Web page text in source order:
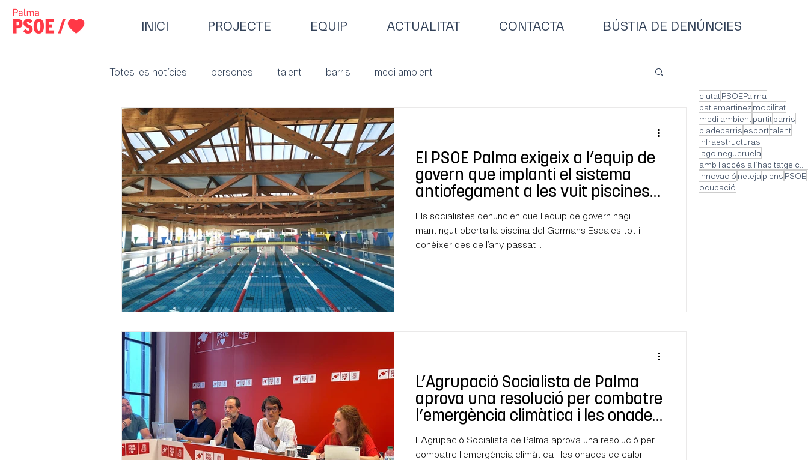
INICI PROJECTE EQUIP ACTUALITAT CONTACTA BÚSTIA DE DENÚNCIES
Totes les notícies persones talent barris medi ambient
El PSOE Palma exigeix a l’equip de
govern que implanti el sistema
antiofegament a les vuit piscines
municipals tal com preveu el
contracte
Els socialistes denuncien que l’equip de govern hagi
mantingut oberta la piscina del Germans Escales tot i
conèixer des de l’any passat...
L’Agrupació Socialista de Palma
aprova una resolució per combatre
l’emergència climàtica i les onades
de calor davant la inacció de
l’Ajuntament
L’Agrupació Socialista de Palma aprova una resolució per
combatre l’emergència climàtica i les onades de calor
ciutatPSOEPalma
batlemartinez mobilitat
medi ambientpartitbarris
pladebarris esporttalent
Infraestructuras
iago negueruela
innovació neteja plens PSOE
ocupació